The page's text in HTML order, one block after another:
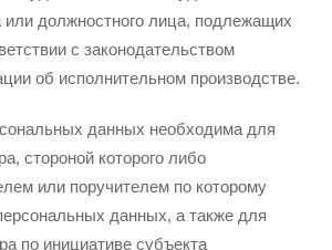
или должностного лица, подлежащих
с законодательством
об исполнительном производстве.
данных необходима для
стороной которого либо
или поручителем по которому
данных, а также для
по инициативе субъекта